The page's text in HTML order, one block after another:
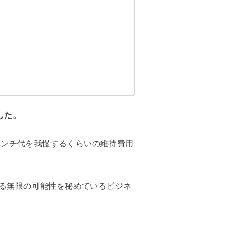
。
チ代を我慢するくらいの維持費用
無限の可能性を秘めているビジネ